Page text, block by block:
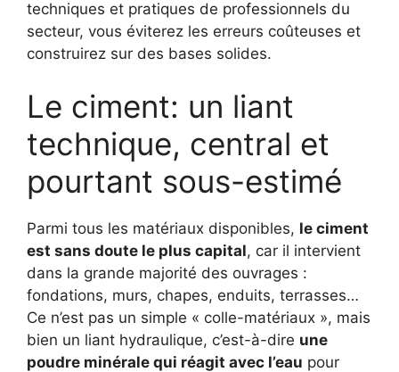
techniques et pratiques de professionnels du
secteur, vous éviterez les erreurs coûteuses et
construirez sur des bases solides.
Le ciment: un liant
technique, central et
pourtant sous-estimé
Parmi tous les matériaux disponibles, le ciment
est sans doute le plus capital, car il intervient
dans la grande majorité des ouvrages :
fondations, murs, chapes, enduits, terrasses…
Ce n’est pas un simple « colle-matériaux », mais
bien un liant hydraulique, c’est-à-dire une
poudre minérale qui réagit avec l’eau pour